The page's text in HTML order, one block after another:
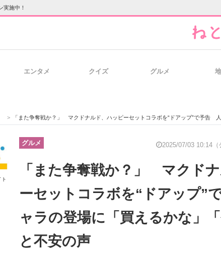
実施中！
働き方のヒント
IT製品の技
エレクトロニクス専門サイト
エンタメ クイズ グルメ
> 「また争奪戦か？」 マクドナルド、ハッピーセットコラボを“ドアップ”で予告 人気キャラの登場に
グルメ 2025/07/03 10:14（
「また争奪戦か？」 マクド
ーセットコラボを“ドアップ”
ャラの登場に「買えるかな」「
と不安の声